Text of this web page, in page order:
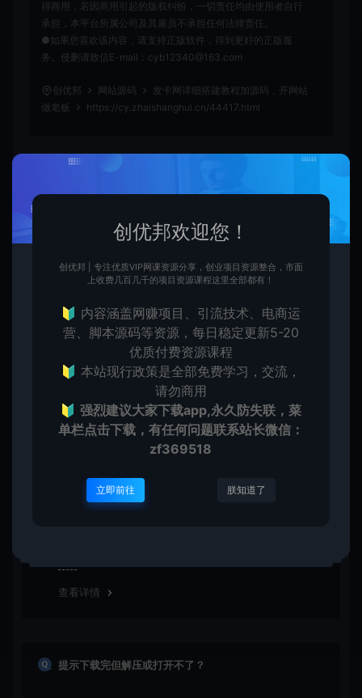
得商用，若因商用引起的版权纠纷，一切责任均由使用者自行
承担，本平台所属公司及其雇员不承担任何法律责任。
●如果您喜欢该内容，请支持正版软件，得到更好的正版服
务。侵删请致信E-mail：cyb12340@163.com
创优邦 网站源码
发卡网详细搭建教程加源码，开网站
做老板
https://cy.zhaishanghui.cn/44417.html
创优 创优邦，12年风雨同舟，欢迎您一起缔造！
上一篇：
一款感觉还不错的自适应简单个人团队工作室官网
下一篇：
常见问题
免费下载或者VIP会员资源能否直接商用？
查看详情
提示下载完但解压或打开不了？
创优邦欢迎您！
创优邦 | 专注优质VIP网课资源分享，创业项目资源整合，市面
上收费几百几千的项目资源课程这里全部都有！
🔰 内容涵盖网赚项目、引流技术、电商运
营、脚本源码等资源，每日稳定更新5-20
优质付费资源课程
🔰 本站现行政策是全部免费学习，交流，
请勿商用
🔰强烈建议大家下载app,永久防失联，菜
单栏点击下载，有任何问题联系站长微信：
zf369518
立即前往 朕知道了